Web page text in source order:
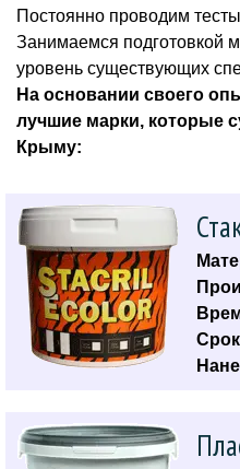
Постоянно проводим
Занимаемся подготовкой
уровень существующих
На основании своего
лучшие марки, которые
Крыму: